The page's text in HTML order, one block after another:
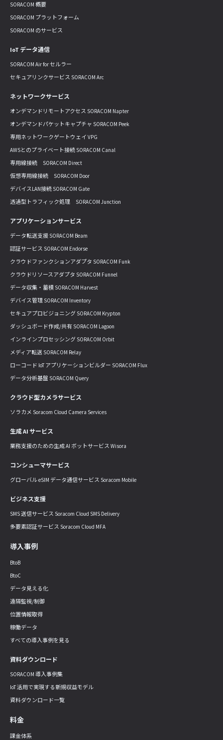
SORACOM 概要
SORACOM プラットフォーム
SORACOM のサービス
IoT データ通信
SORACOM Air for セルラー
セキュアリンクサービス SORACOM Arc
ネットワークサービス
オンデマンドリモートアクセス SORACOM Napter
オンデマンドパケットキャプチャ SORACOM Peek
専用ネットワークゲートウェイ VPG
AWSとのプライベート接続 SORACOM Canal
専用線接続 SORACOM Direct
仮想専用線接続 SORACOM Door
デバイスLAN接続 SORACOM Gate
透過型トラフィック処理 SORACOM Junction
アプリケーションサービス
データ転送支援 SORACOM Beam
認証サービス SORACOM Endorse
クラウドファンクションアダプタ SORACOM Funk
クラウドリソースアダプタ SORACOM Funnel
データ収集・蓄積 SORACOM Harvest
デバイス管理 SORACOM Inventory
セキュアプロビジョニング SORACOM Krypton
ダッシュボード作成/共有 SORACOM Lagoon
インラインプロセッシング SORACOM Orbit
メディア転送 SORACOM Relay
ローコード IoT アプリケーションビルダー SORACOM Flux
データ分析基盤 SORACOM Query
クラウド型カメラサービス
ソラカメ Soracom Cloud Camera Services
生成 AI サービス
業務支援のための生成 AI ボットサービス Wisora
コンシューマサービス
グローバル eSIM データ通信サービス Soracom Mobile
ビジネス支援
SMS 送信サービス Soracom Cloud SMS Delivery
多要素認証サービス Soracom Cloud MFA
導入事例
BtoB
BtoC
データ見える化
遠隔監視/制御
位置情報取得
稼働データ
すべての導入事例を見る
資料ダウンロード
SORACOM 導入事例集
IoT 活用で実現する新規収益モデル
資料ダウンロード一覧
料金
課金体系